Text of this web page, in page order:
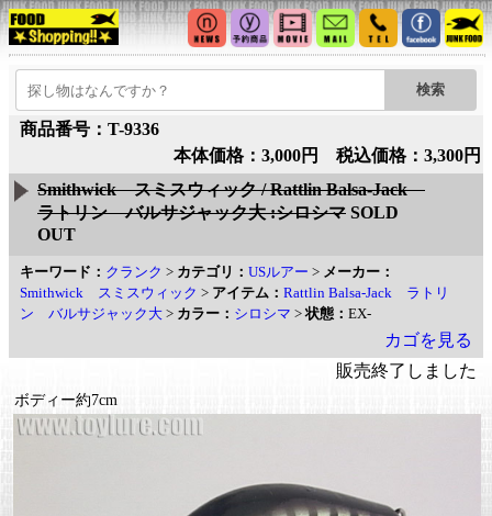
商品番号：T-9336
本体価格：3,000円 税込価格：3,300円
Smithwick スミスウィック / Rattlin Balsa-Jack
ラトリン バルサジャック大 :シロシマ SOLD
OUT
キーワード： クランク > カテゴリ： USルアー > メーカー：
Smithwick スミスウィック > アイテム： Rattlin Balsa-Jack ラトリ
ン バルサジャック大 > カラー： シロシマ >状態： EX-
カゴを見る
販売終了しました
ボディー約7cm